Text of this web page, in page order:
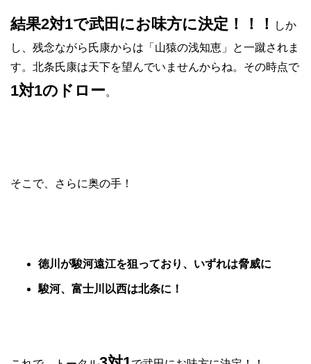
結果2対1で武田にお味方に決定！！！
しか
し、残念ながら氏康からは「山猿の浅知恵」と一蹴されま
す。北条氏康は天下を望んでいませんからね。その時点で
1対1のドロー。
そこで、さらに奥の手！
徳川が駿河遠江を狙っており、いずれは脅威に
駿河、富士川以西は北条に！